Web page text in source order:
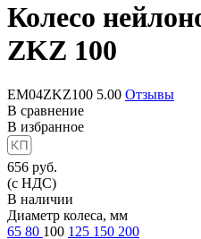
Колесо
ZKZ 100
EM04ZKZ100 5.00 Отзывы
В сравнение
В избранное
656 руб.
(с НДС)
В наличии
Диаметр колеса, мм
65 80 100 125 150 200